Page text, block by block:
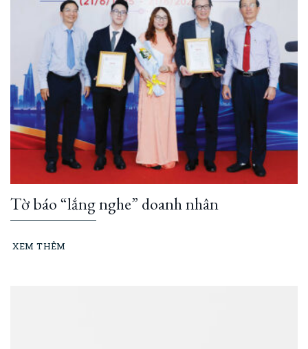
Tờ báo “lắng nghe” doanh nhân
XEM THÊM